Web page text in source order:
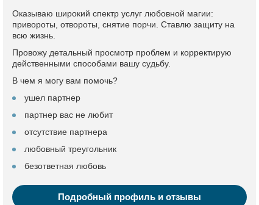
Оказываю широкий спектр услуг любовной магии:
привороты, отвороты, снятие порчи. Ставлю защиту на
всю жизнь.
Провожу детальный просмотр проблем и корректирую
действенными способами вашу судьбу.
В чем я могу вам помочь?
ушел партнер
партнер вас не любит
отсутствие партнера
любовный треугольник
безответная любовь
Подробный профиль и отзывы